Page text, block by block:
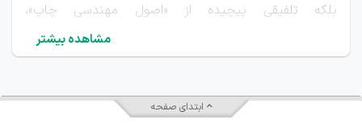
بلکه تلفیقی پیچیده از «اصول مهندسی چاپ»،
«زیبایی‌شناسی» و «تکنیک‌های نرم‌افزاری» محسوب می‌شود.
این تخصص، علی‌رغم دیجیتالی شدن رسانه‌ها، نه تنها
مشاهده بیشتر
ابتدای صفحه